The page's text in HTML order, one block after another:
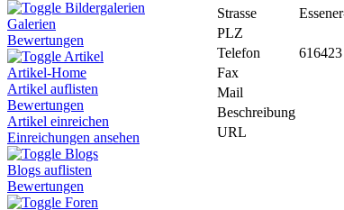
Bildergalerien
Galerien
Bewertungen
Artikel
Artikel-Home
Artikel auflisten
Bewertungen
Artikel einreichen
Einreichungen ansehen
Blogs
Blogs auflisten
Bewertungen
Foren
Strasse
PLZ
Telefon
616423
Fax
Mail
Beschreibung
URL